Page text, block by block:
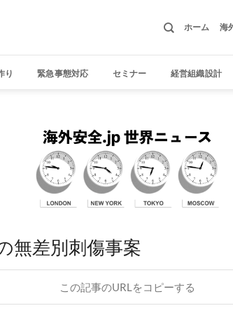
ホーム 海
り 緊急事態対応 セミナー 経営組織設計
無差別刺傷事案
この記事のURLをコピーする